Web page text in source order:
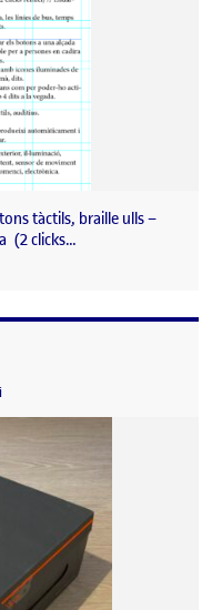
tàctils, braille ulls –
(2 clicks…
pm
a Preentrega PAC2